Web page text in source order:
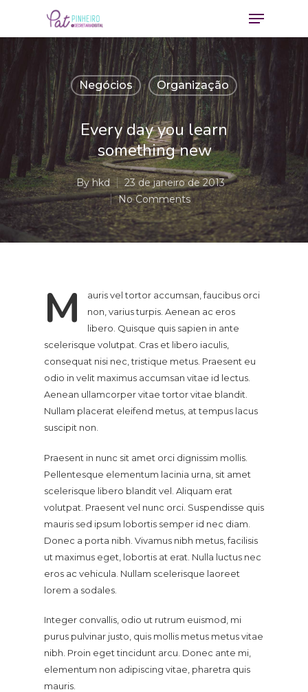
Negócios Organização
Every day you learn
something new
Byhkd
23 de janeiro de 2013
No Comments
M
auris vel tortor accumsan, faucibus orci
non, varius turpis. Aenean ac eros
libero. Quisque quis sapien in ante
scelerisque volutpat. Cras et libero iaculis,
consequat nisi nec, tristique metus. Praesent eu
odio in velit maximus accumsan vitae id lectus.
Aenean ullamcorper vitae tortor vitae blandit.
Nullam placerat eleifend metus, at tempus lacus
suscipit non.
Praesent in nunc sit amet orci dignissim mollis.
Pellentesque elementum lacinia urna, sit amet
scelerisque libero blandit vel. Aliquam erat
volutpat. Praesent vel nunc orci. Suspendisse quis
mauris sed ipsum lobortis semper id nec diam.
Donec a porta nibh. Vivamus nibh metus, facilisis
ut maximus eget, lobortis at erat. Nulla luctus nec
eros ac vehicula. Nullam scelerisque laoreet
lorem a sodales.
Integer convallis, odio ut rutrum euismod, mi
purus pulvinar justo, quis mollis metus metus vitae
nibh. Proin eget tincidunt arcu. Donec ante mi,
elementum non adipiscing vitae, pharetra quis
mauris.